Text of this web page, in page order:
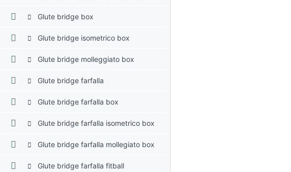
Glute bridge box
Glute bridge isometrico box
Glute bridge molleggiato box
Glute bridge farfalla
Glute bridge farfalla box
Glute bridge farfalla isometrico box
Glute bridge farfalla mollegiato box
Glute bridge farfalla fitball